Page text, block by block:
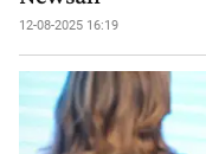
12-08-2025 16:19